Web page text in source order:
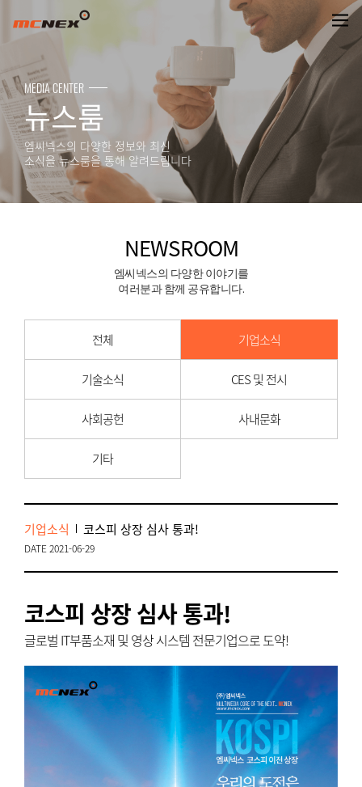
NEWSROOM
MEDIA CENTER
뉴스룸
엠씨넥스의 다양한 정보와 최신
소식을 뉴스룸을 통해 알려드립니다
NEWSROOM
엠씨넥스의 다양한 이야기를
여러분과 함께 공유합니다.
전체 기업소식
기술소식 CES 및 전시
사회공헌 사내문화
기타
기업소식 코스피 상장 심사 통과!
DATE 2021-06-29
코스피 상장 심사 통과!
글로벌 IT부품소재 및 영상 시스템 전문기업으로 도약!